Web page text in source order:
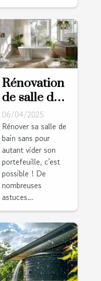
Rénovation
de salle de
bain à petit
budget
astuces et
conseils
pour un
espace
rafraîchi
06/04/2025
Rénover sa salle de
bain sans pour
autant vider son
portefeuille, c'est
possible ! De
nombreuses
astuces...